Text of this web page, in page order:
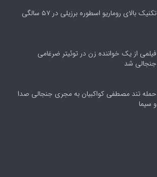
تکنیک بالای روماریو اسطوره برزیلی در ۵۷ سالگی
فیلمی از یک خواننده زن در توئیتر ضرغامی
جنجالی شد
حمله تند مصطفی کواکبیان به مجری جنجالی صدا
و سیما